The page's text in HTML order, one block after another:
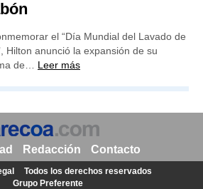
el “Día Mundial del Lavado de
Hilton anunció la expansión de su
de… Leer más
Redacción Contacto
Todos los derechos reservados
Grupo Preferente